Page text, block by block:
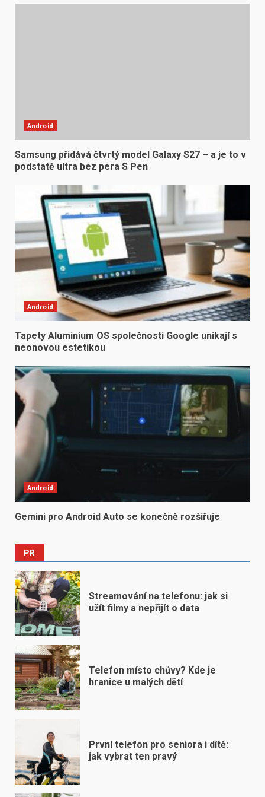
Android
Samsung přidává čtvrtý model Galaxy S27 – a je to v
podstatě ultra bez pera S Pen
Android
Tapety Aluminium OS společnosti Google unikají s
neonovou estetikou
Android
Gemini pro Android Auto se konečně rozšiřuje
PR
Streamování na telefonu: jak si
užít filmy a nepřijít o data
Telefon místo chůvy? Kde je
hranice u malých dětí
První telefon pro seniora i dítě:
jak vybrat ten pravý